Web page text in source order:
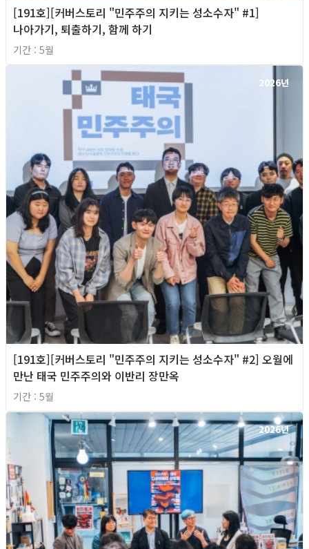
[191호][커버스토리 "민주주의 지키는 성소수자" #1]
나아가기, 퇴출하기, 함께 하기
기간 : 5월
2026년
[191호][커버스토리 "민주주의 지키는 성소수자" #2] 오월에
만난 태국 민주주의와 이반리 장만옥
기간 : 5월
2026년